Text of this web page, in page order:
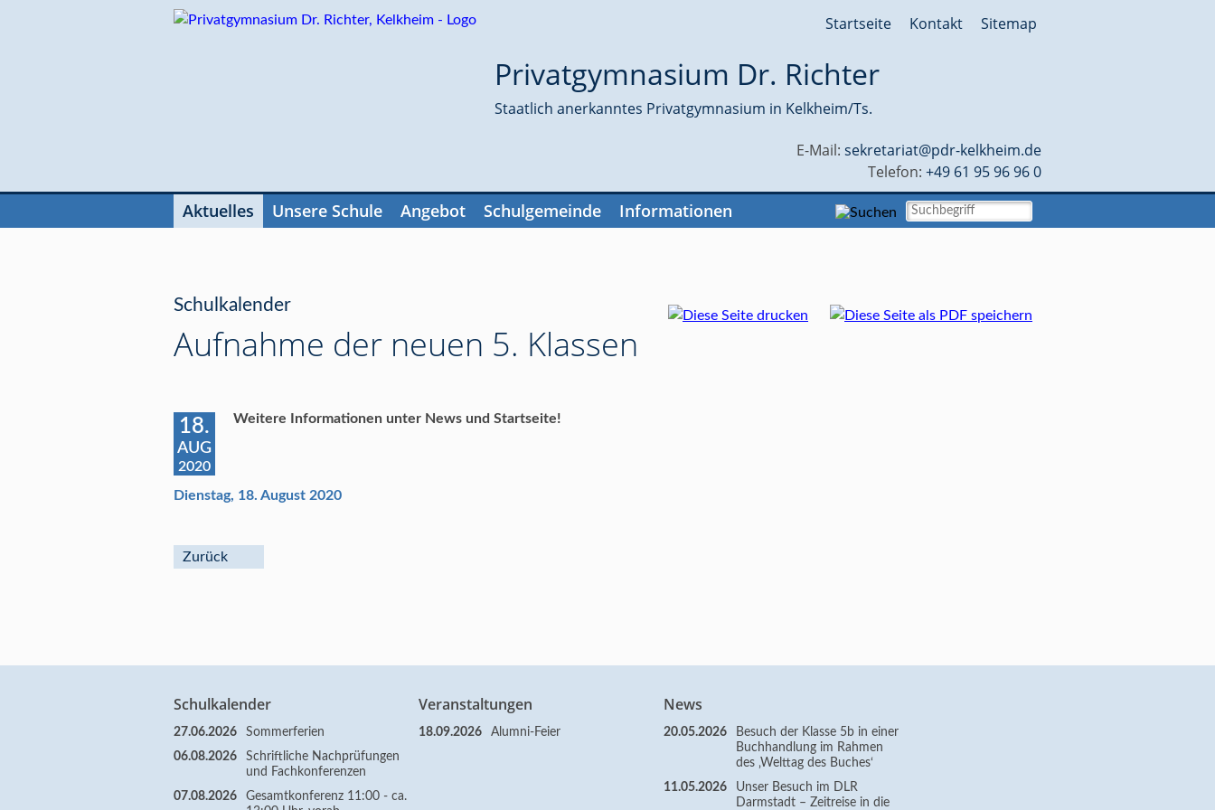
Navigation
Sitemap
Kontakt
Startseite
Privatgymnasium Dr. Richter
Staatlich anerkanntes Privatgymnasium in Kelkheim/Ts.
E-Mail: sekretariat@pdr-kelkheim.de
Telefon: +49 61 95 96 96 0
überspringen
Aktuelles Unsere Schule Angebot Schulgemeinde Informationen
Schulkalender
Aufnahme der neuen 5. Klassen
18.
AUG
2020
Weitere Informationen unter News und Startseite!
Dienstag, 18. August 2020
Zurück
Schulkalender
27.06.2026
Sommerferien
06.08.2026
Schriftliche Nachprüfungen
und Fachkonferenzen
07.08.2026
Gesamtkonferenz 11:00 - ca.
Veranstaltungen
18.09.2026 Alumni-Feier
News
20.05.2026
Besuch der Klasse 5b in einer
Buchhandlung im Rahmen
des ‚Welttag des Buches‘
11.05.2026
Unser Besuch im DLR
Darmstadt – Zeitreise in die